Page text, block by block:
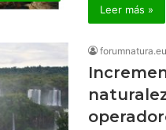
Leer más »
forumnatura.eu